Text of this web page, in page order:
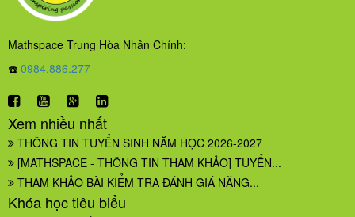
Mathspace Trung Hòa Nhân Chính:
☎️ 0984.886.277
Xem nhiều nhất
THÔNG TIN TUYỂN SINH NĂM HỌC 2026-2027
[MATHSPACE - THÔNG TIN THAM KHẢO] TUYỂN...
THAM KHẢO BÀI KIỂM TRA ĐÁNH GIÁ NĂNG...
Khóa học tiêu biểu